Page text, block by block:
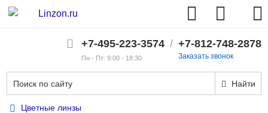
+7-495-223-3574
Пн - Пт: 9:00 - 18:30
/ +7-812-748-2878
Заказать звонок
Найти
Цветные линзы